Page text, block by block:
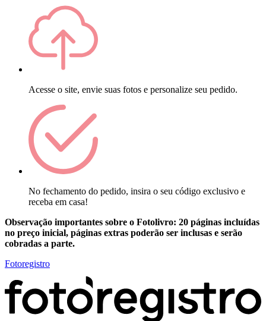
Acesse o site, envie suas fotos e personalize seu pedido.
No fechamento do pedido, insira o seu código exclusivo e
receba em casa!
Observação importantes sobre o Fotolivro: 20 páginas incluídas
no preço inicial, páginas extras poderão ser inclusas e serão
cobradas a parte.
Fotoregistro